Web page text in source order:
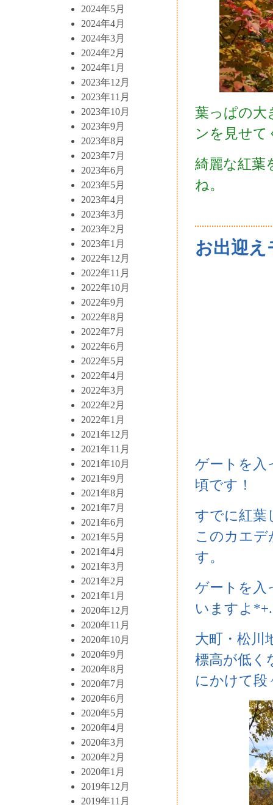
2024年5月
2024年4月
2024年3月
2024年2月
2024年1月
2023年12月
2023年11月
2023年10月
2023年9月
2023年8月
2023年7月
2023年6月
2023年5月
2023年4月
2023年3月
2023年2月
2023年1月
2022年12月
2022年11月
2022年10月
2022年9月
2022年8月
2022年7月
2022年6月
2022年5月
2022年4月
2022年3月
2022年2月
2022年1月
2021年12月
2021年11月
2021年10月
2021年9月
2021年8月
2021年7月
2021年6月
2021年5月
2021年4月
2021年3月
2021年2月
2021年1月
2020年12月
2020年11月
2020年10月
2020年9月
2020年8月
2020年7月
2020年6月
2020年5月
2020年4月
2020年3月
2020年2月
2020年1月
2019年12月
2019年11月
葉っぱの大
ンを見せて
綺麗な紅葉
ね。
お出迎え
ゲートを入
頃です！
すでに紅葉
このカエデ
す。
ゲートを入
いますよ*+.
大町・松川
標高が低く
にかけて段